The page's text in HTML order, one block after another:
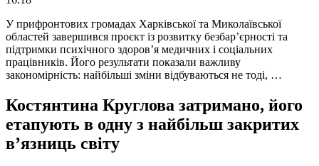
У прифронтових громадах Харківської та Миколаївської
областей завершився проєкт із розвитку безбар’єрності та
підтримки психічного здоров’я медичних і соціальних
працівників. Його результати показали важливу
закономірність: найбільші зміни відбуваються не тоді, …
Костянтина Круглова затримано, його
етапують в одну з найбільш закритих
в’язниць світу